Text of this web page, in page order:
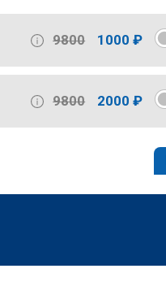
9800 1000 ₽
9800 2000 ₽